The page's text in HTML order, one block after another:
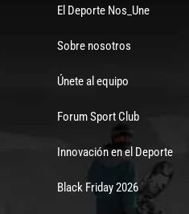
El Deporte Nos_Une
Sobre nosotros
Únete al equipo
Forum Sport Club
Innovación en el Deporte
Black Friday 2026